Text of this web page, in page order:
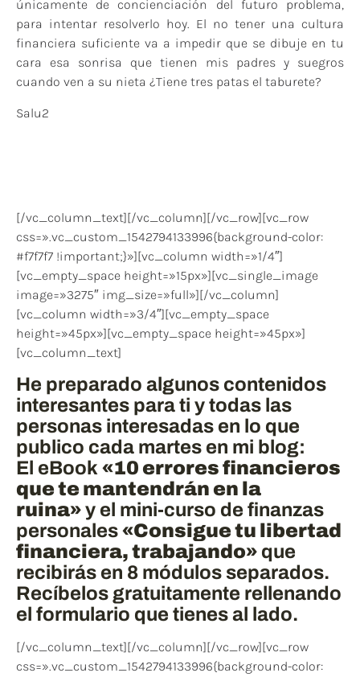
únicamente de concienciación del futuro problema,
para intentar resolverlo hoy. El no tener una cultura
financiera suficiente va a impedir que se dibuje en tu
cara esa sonrisa que tienen mis padres y suegros
cuando ven a su nieta ¿Tiene tres patas el taburete?
Salu2
[/vc_column_text][/vc_column][/vc_row][vc_row
css=».vc_custom_1542794133996{background-color:
#f7f7f7 !important;}»][vc_column width=»1/4″]
[vc_empty_space height=»15px»][vc_single_image
image=»3275″ img_size=»full»][/vc_column]
[vc_column width=»3/4″][vc_empty_space
height=»45px»][vc_empty_space height=»45px»]
[vc_column_text]
He preparado algunos contenidos
interesantes para ti y todas las
personas interesadas en lo que
publico cada martes en mi blog:
El eBook «10 errores financieros
que te mantendrán en la
ruina»y el mini-curso de finanzas
personales«Consigue tu libertad
financiera, trabajando» que
recibirás en 8 módulos separados.
Recíbelos gratuitamente rellenando
el formulario que tienes al lado.
[/vc_column_text][/vc_column][/vc_row][vc_row
css=».vc_custom_1542794133996{background-color: